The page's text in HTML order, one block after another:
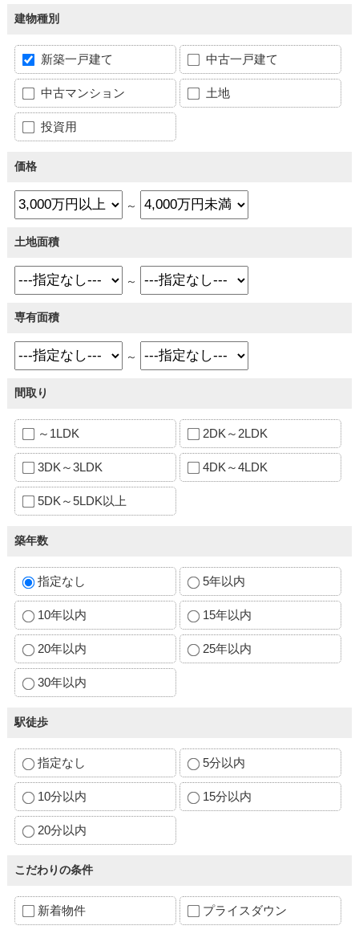
建物種別
新築一戸建て 中古一戸建て
中古マンション 土地
投資用
価格
～
土地面積
～
専有面積
～
間取り
～1LDK 2DK～2LDK
3DK～3LDK 4DK～4LDK
5DK～5LDK以上
築年数
指定なし 5年以内
10年以内 15年以内
20年以内 25年以内
30年以内
駅徒歩
指定なし 5分以内
10分以内 15分以内
20分以内
こだわりの条件
新着物件 プライスダウン